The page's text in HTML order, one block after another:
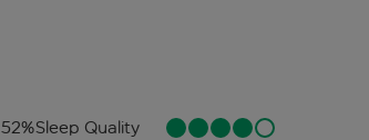
52%Sleep Quality